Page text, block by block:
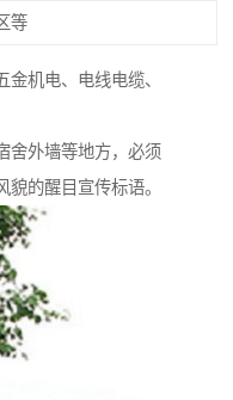
等
机电、电线电缆、
舍外墙等地方，必须
的醒目宣传标语。